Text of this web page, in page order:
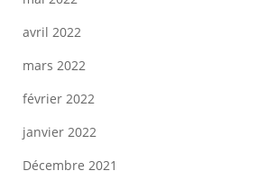
avril 2022
mars 2022
février 2022
janvier 2022
Décembre 2021